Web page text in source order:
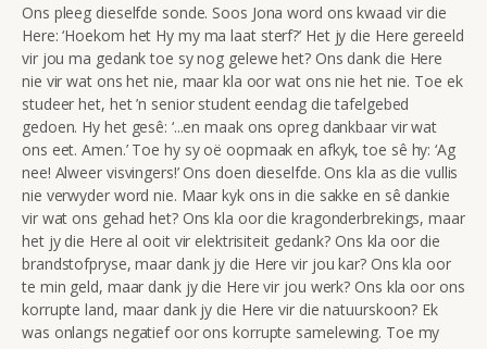
Ons pleeg dieselfde sonde. Soos Jona word ons kwaad vir die
Here: ‘Hoekom het Hy my ma laat sterf?’ Het jy die Here gereeld
vir jou ma gedank toe sy nog gelewe het? Ons dank die Here
nie vir wat ons het nie, maar kla oor wat ons nie het nie. Toe ek
studeer het, het ’n senior student eendag die tafelgebed
gedoen. Hy het gesê: ‘...en maak ons opreg dankbaar vir wat
ons eet. Amen.’ Toe hy sy oë oopmaak en afkyk, toe sê hy: ‘Ag
nee! Alweer visvingers!’ Ons doen dieselfde. Ons kla as die vullis
nie verwyder word nie. Maar kyk ons in die sakke en sê dankie
vir wat ons gehad het? Ons kla oor die kragonderbrekings, maar
het jy die Here al ooit vir elektrisiteit gedank? Ons kla oor die
brandstofpryse, maar dank jy die Here vir jou kar? Ons kla oor
te min geld, maar dank jy die Here vir jou werk? Ons kla oor ons
korrupte land, maar dank jy die Here vir die natuurskoon? Ek
was onlangs negatief oor ons korrupte samelewing. Toe my